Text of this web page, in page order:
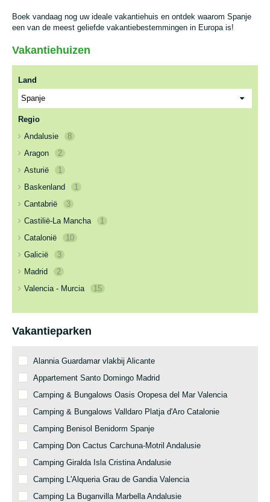
Boek vandaag nog uw ideale vakantiehuis en ontdek waarom Spanje
een van de meest geliefde vakantiebestemmingen in Europa is!
Vakantiehuizen
Land
Regio
Andalusie
8
Aragon
2
Asturië
1
Baskenland
1
Cantabrië
3
Castilië-La Mancha
1
Catalonië
10
Galicië
3
Madrid
2
Valencia - Murcia
15
Vakantieparken
Alannia Guardamar vlakbij Alicante
Appartement Santo Domingo Madrid
Camping & Bungalows Oasis Oropesa del Mar Valencia
Camping & Bungalows Valldaro Platja d'Aro Catalonie
Camping Benisol Benidorm Spanje
Camping Don Cactus Carchuna-Motril Andalusie
Camping Giralda Isla Cristina Andalusie
Camping L'Alqueria Grau de Gandia Valencia
Camping La Buganvilla Marbella Andalusie